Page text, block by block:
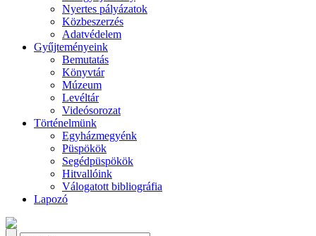
Nyertes pályázatok
Közbeszerzés
Adatvédelem
Gyűjteményeink
Bemutatás
Könyvtár
Múzeum
Levéltár
Videósorozat
Történelmünk
Egyházmegyénk
Püspökök
Segédpüspökök
Hitvallóink
Válogatott bibliográfia
Lapozó